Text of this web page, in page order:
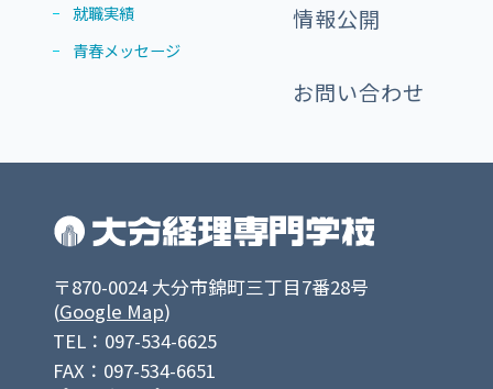
就職実績
青春メッセージ
情報公開
お問い合わせ
〒870-0024 大分市錦町三丁目7番28号
(Google Map)
TEL：097-534-6625
FAX：097-534-6651